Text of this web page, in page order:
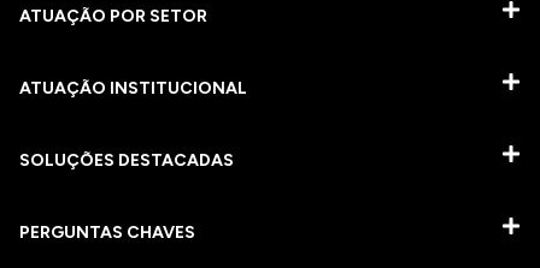
ATUAÇÃO POR SETOR
ATUAÇÃO INSTITUCIONAL
SOLUÇÕES DESTACADAS
PERGUNTAS CHAVES​